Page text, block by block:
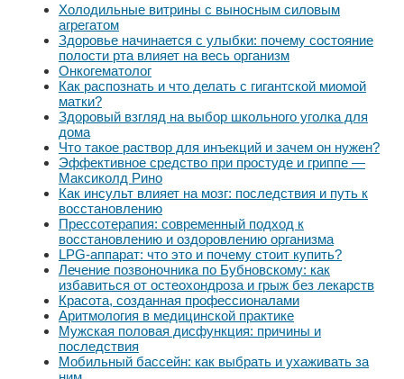
Холодильные витрины с выносным силовым
агрегатом
Здоровье начинается с улыбки: почему состояние
полости рта влияет на весь организм
Онкогематолог
Как распознать и что делать с гигантской миомой
матки?
Здоровый взгляд на выбор школьного уголка для
дома
Что такое раствор для инъекций и зачем он нужен?
Эффективное средство при простуде и гриппе —
Максиколд Рино
Как инсульт влияет на мозг: последствия и путь к
восстановлению
Прессотерапия: современный подход к
восстановлению и оздоровлению организма
LPG-аппарат: что это и почему стоит купить?
Лечение позвоночника по Бубновскому: как
избавиться от остеохондроза и грыж без лекарств
Красота, созданная профессионалами
Аритмология в медицинской практике
Мужская половая дисфункция: причины и
последствия
Мобильный бассейн: как выбрать и ухаживать за